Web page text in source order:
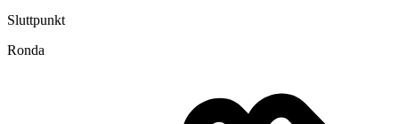
Sluttpunkt
Ronda